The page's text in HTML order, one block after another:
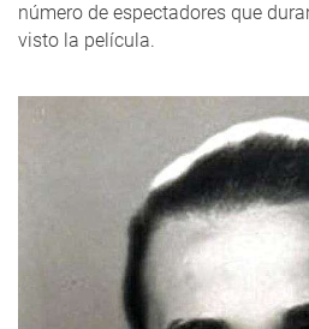
número de espectadores que
visto la película.